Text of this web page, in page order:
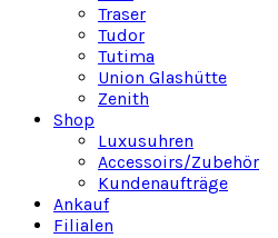
Traser
Tudor
Tutima
Union Glashütte
Zenith
Shop
Luxusuhren
Accessoirs/Zubehör
Kundenaufträge
Ankauf
Filialen